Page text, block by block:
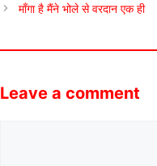
माँगा है मैंने भोले से वरदान एक ही
Leave a comment